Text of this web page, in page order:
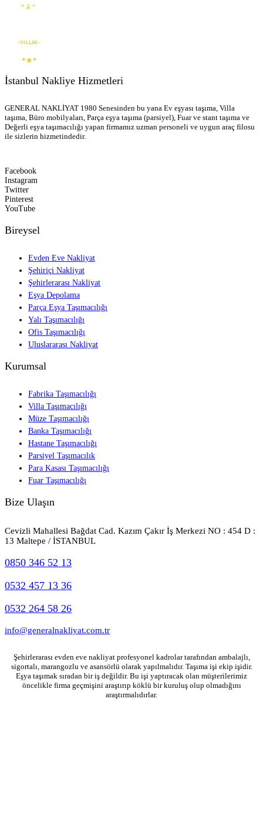
İstanbul Nakliye Hizmetleri
GENERAL NAKLİYAT 1980 Senesinden bu yana Ev eşyası taşıma, Villa
taşıma, Büro mobilyaları, Parça eşya taşıma (parsiyel), Fuar ve stant taşıma ve
Değerli eşya taşımacılığı yapan firmamız uzman personeli ve uygun araç filosu
ile sizlerin hizmetindedir.
Facebook
Instagram
Twitter
Pinterest
YouTube
Bireysel
Evden Eve Nakliyat
Şehiriçi Nakliyat
Şehirlerarası Nakliyat
Eşya Depolama
Parça Eşya Taşımacılığı
Yalı Taşımacılığı
Ofis Taşımacılığı
Uluslararası Nakliyat
Kurumsal
Fabrika Taşımacılığı
Villa Taşımacılığı
Müze Taşımacılığı
Banka Taşımacılığı
Hastane Taşımacılığı
Parsiyel Taşımacılık
Para Kasası Taşımacılığı
Fuar Taşımacılığı
Bize Ulaşın
Cevizli Mahallesi Bağdat Cad. Kazım Çakır İş Merkezi NO : 454 D :
13 Maltepe / İSTANBUL
0850 346 52 13
0532 457 13 36
0532 264 58 26
info@generalnakliyat.com.tr
Şehirlerarası evden eve nakliyat profesyonel kadrolar tarafından ambalajlı,
sigortalı, marangozlu ve asansörlü olarak yapılmalıdır. Taşıma işi ekip işidir.
Eşya taşımak sıradan bir iş değildir. Bu işi yaptıracak olan müşterilerimiz
öncelikle firma geçmişini araştırıp köklü bir kuruluş olup olmadığını
araştırmalıdırlar.